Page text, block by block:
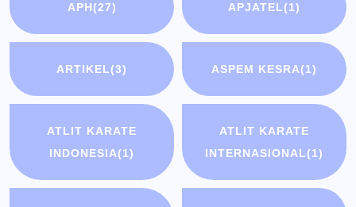
APH(27) APJATEL(1)
ARTIKEL(3) ASPEM KESRA(1)
ATLIT KARATE
INDONESIA(1)
ATLIT KARATE
INTERNASIONAL(1)